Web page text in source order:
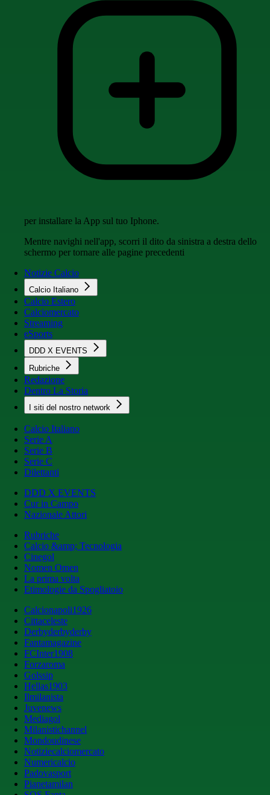
per installare la App sul tuo Iphone.
Mentre navighi nell'app, scorri il dito da sinistra a destra dello
schermo per tornare alle pagine precedenti
Notizie Calcio
Calcio Italiano
Calcio Estero
Calciomercato
Streaming
eSports
DDD X EVENTS
Rubriche
Redazione
Dentro La Storia
I siti del nostro network
Calcio Italiano
Serie A
Serie B
Serie C
Dilettanti
DDD X EVENTS
Cur in Campo
Nazionale Attori
Rubriche
Calcio &amp; Tecnologia
Cinegol
Nomen Omen
La prima volta
Etimologie da Spogliatoio
Calcionapoli1926
Cittaceleste
Derbyderbyderby
Fantamagazine
FCInter1908
Forzaroma
Golssip
Hellas1903
Ilmilanista
Juvenews
Mediagol
Milanistichannel
Mondoudinese
Notiziecalciomercato
Numericalcio
Padovasport
Pianetamilan